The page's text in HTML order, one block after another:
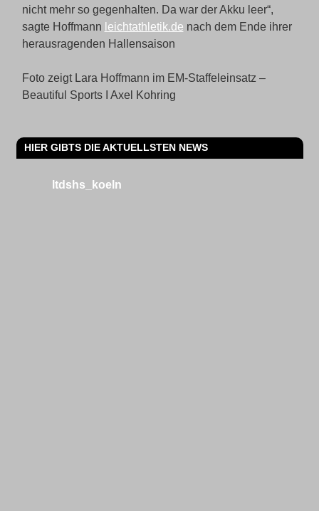
nicht mehr so gegenhalten. Da war der Akku leer“,
sagte Hoffmann leichtathletik.de nach dem Ende ihrer
herausragenden Hallensaison
Foto zeigt Lara Hoffmann im EM-Staffeleinsatz –
Beautiful Sports I Axel Kohring
HIER GIBTS DIE AKTUELLSTEN NEWS
ltdshs_koeln